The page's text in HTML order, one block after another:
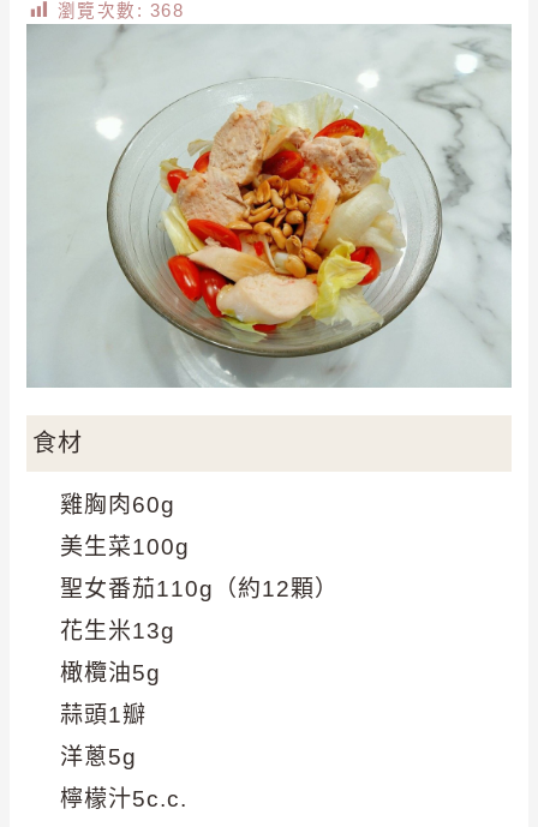
瀏覽次數: 368
食材
雞胸肉60g
美生菜100g
聖女番茄110g（約12顆）
花生米13g
橄欖油5g
蒜頭1瓣
洋蔥5g
檸檬汁5c.c.